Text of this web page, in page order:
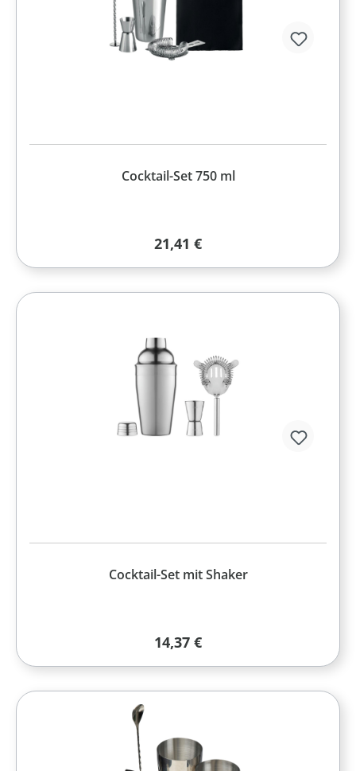
Cocktail-Set 750 ml
Regulärer Preis:
21,41 €
Cocktail-Set mit Shaker
Regulärer Preis:
14,37 €